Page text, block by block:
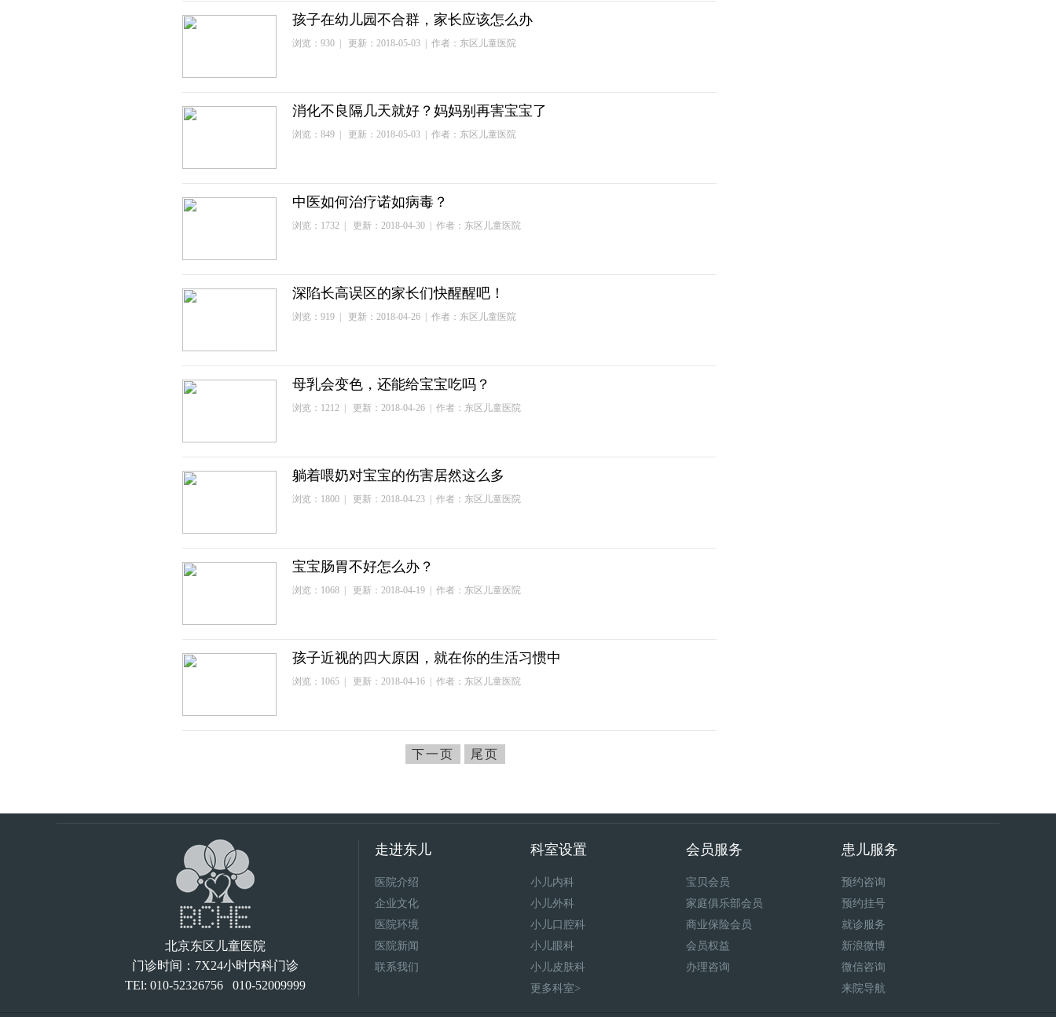
孩子在幼儿园不合群，家长应该怎么办
浏览：930 | 更新：2018-05-03 | 作者：东区儿童医院
消化不良隔几天就好？妈妈别再害宝宝了
浏览：849 | 更新：2018-05-03 | 作者：东区儿童医院
中医如何治疗诺如病毒？
浏览：1732 | 更新：2018-04-30 | 作者：东区儿童医院
深陷长高误区的家长们快醒醒吧！
浏览：919 | 更新：2018-04-26 | 作者：东区儿童医院
母乳会变色，还能给宝宝吃吗？
浏览：1212 | 更新：2018-04-26 | 作者：东区儿童医院
躺着喂奶对宝宝的伤害居然这么多
浏览：1800 | 更新：2018-04-23 | 作者：东区儿童医院
宝宝肠胃不好怎么办？
浏览：1068 | 更新：2018-04-19 | 作者：东区儿童医院
孩子近视的四大原因，就在你的生活习惯中
浏览：1065 | 更新：2018-04-16 | 作者：东区儿童医院
下一页 尾页
北京东区儿童医院
门诊时间：7X24小时内科门诊
TEl: 010-52326756 010-52009999
走进东儿
医院介绍
企业文化
医院环境
医院新闻
联系我们
科室设置
小儿内科
小儿外科
小儿口腔科
小儿眼科
小儿皮肤科
更多科室>
会员服务
宝贝会员
家庭俱乐部会员
商业保险会员
会员权益
办理咨询
患儿服务
预约咨询
预约挂号
就诊服务
新浪微博
微信咨询
来院导航